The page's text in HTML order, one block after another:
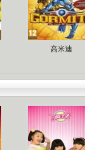
高米迪